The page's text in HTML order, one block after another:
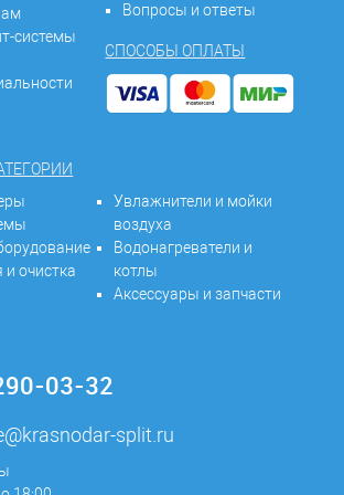
системы
Вопросы и ответы
СПОСОБЫ ОПЛАТЫ
и очистка
Увлажнители и мойки
воздуха
Водонагреватели и
котлы
Аксессуары и запчасти
03-32
split.ru